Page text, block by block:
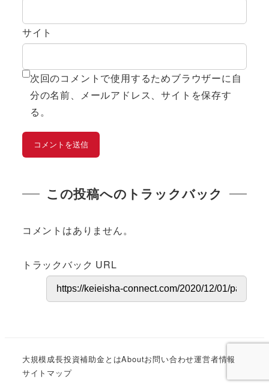
サイト
次回のコメントで使用するためブラウザーに自
分の名前、メールアドレス、サイトを保存す
る。
この投稿へのトラックバック
コメントはありません。
トラックバック URL
大規模成長投資補助金とはAboutお問い合わせ運営者情報
サイトマップ